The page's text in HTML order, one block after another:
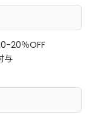
20％OFF
与